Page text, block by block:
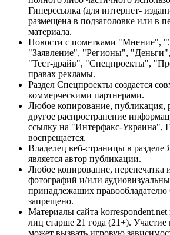
Гиперссылка (для интернет-
размещена в подзаголовке или в
материала.
Новости с пометками "Мнение",
"Заявление", "Регионы",
"Тест-драйв", "Спецпроекты",
правах рекламы.
Раздел Спецпроекты создается
коммерческими партнерами.
Любое копирование, публикация,
другое распространение
ссылку на "Интерфакс-Украина",
воспрещается.
Владелец веб-страницы в разделе
является автор публикации.
Любое копирование, перепечатка
фотографий и/или
принадлежащих правообладателю
запрещено.
Материалы сайта
лиц старше 21 года (21+). Участие
может вызвать игровую